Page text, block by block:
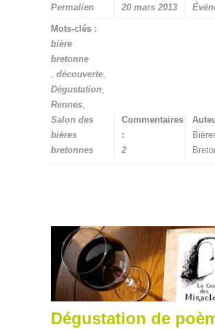
Permalien 20 mars 2013
Mots-clés :
bière
bretonne
, découverte,
Dégustation,
Rennes,
Salon des
bières
bretonnes
Commentaires
:
2
Dégustation de